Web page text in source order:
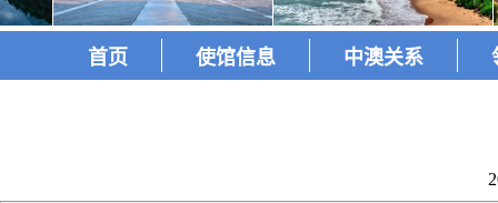
首页 使馆信息 中澳关系